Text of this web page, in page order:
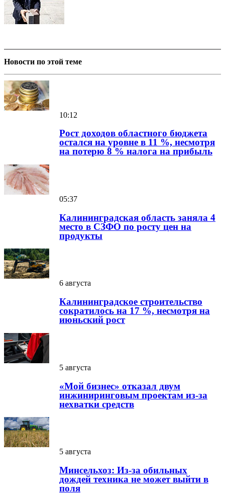
Новости по этой теме
10:12
Рост доходов областного бюджета
остался на уровне в 11 %, несмотря
на потерю 8 % налога на прибыль
05:37
Калининградская область заняла 4
место в СЗФО по росту цен на
продукты
6 августа
Калининградское строительство
сократилось на 17 %, несмотря на
июньский рост
5 августа
«Мой бизнес» отказал двум
инжиниринговым проектам из-за
нехватки средств
5 августа
Минсельхоз: Из-за обильных
дождей техника не может выйти в
поля